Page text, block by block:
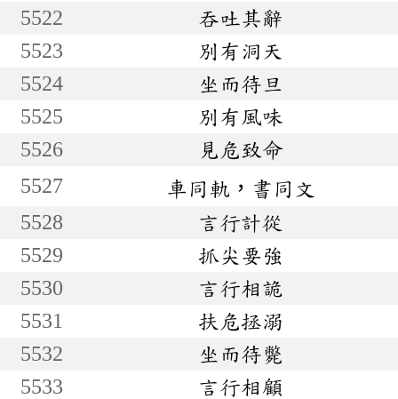
5522
吞吐其辭
5523
別有洞天
5524
坐而待旦
5525
別有風味
5526
見危致命
5527
車同軌，書同文
5528
言行計從
5529
抓尖要強
5530
言行相詭
5531
扶危拯溺
5532
坐而待斃
5533
言行相顧